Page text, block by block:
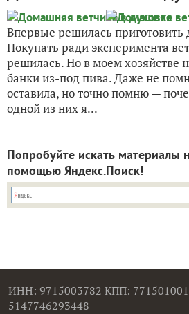
Впервые решилась
Покупать ради эксперимента
решилась. Но в моем хозяйстве
банки из-под пива. Даже не
оставила, но точно помню —
одной из них я...
Попробуйте искать материалы
помощью Яндекс.Поиск!
ИНН: 9715003782 КПП:
5147746293448